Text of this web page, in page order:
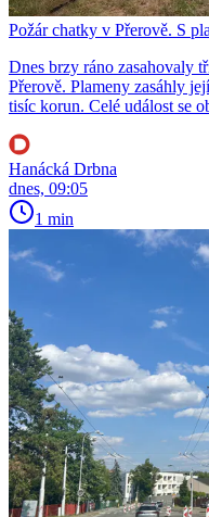
Požár chatky v Přerově. S
Dnes brzy ráno zasahovaly
Přerově. Plameny zasáhly
tisíc korun. Celé událost se
Hanácká Drbna
dnes, 09:05
1 min